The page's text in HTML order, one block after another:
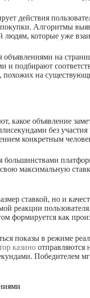
действия
Алгоритмы
людям, которые уже
объявлениями на
и подбирают
на
какое объявление
без
конкретным
большинствами
максимальную
ставкой, но и
реакции
формируется как
показы в режиме
казино отправляются
Победителем